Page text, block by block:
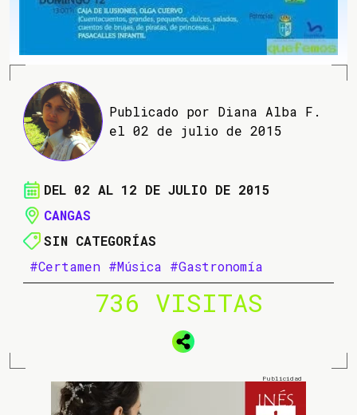
Publicado por Diana Alba F.
el 02 de julio de 2015
DEL 02 AL 12 DE JULIO DE 2015
CANGAS
SIN CATEGORÍAS
#Certamen #Música #Gastronomía
736 VISITAS